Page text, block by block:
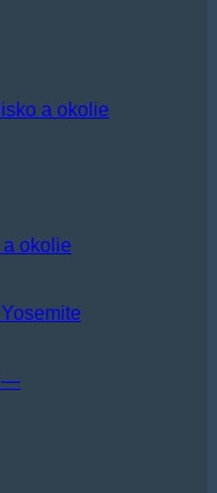
a okolie
a okolie
—